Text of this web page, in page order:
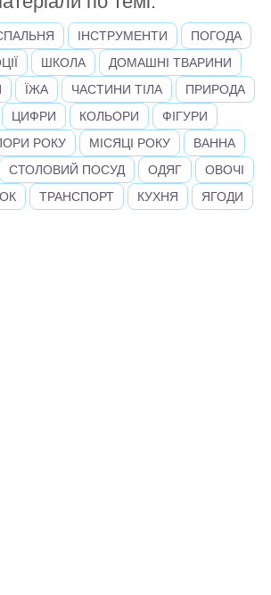
ІНСТРУМЕНТИ
ПОГОДА
ШКОЛА
ДОМАШНІ ТВАРИНИ
ЇЖА ЧАСТИНИ ТІЛА
ПРИРОДА
ЦИФРИ КОЛЬОРИ
ФІГУРИ
РОКУ МІСЯЦІ РОКУ
ВАННА
СТОЛОВИЙ ПОСУД ОДЯГ
ОВОЧІ
ТРАНСПОРТ КУХНЯ ЯГОДИ